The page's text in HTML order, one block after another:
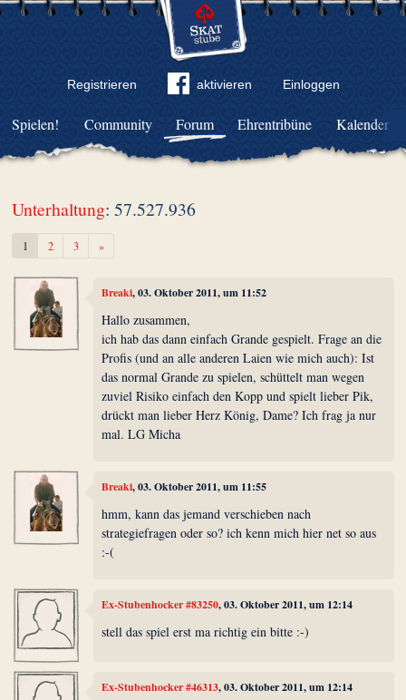
Registrieren aktivieren Einloggen
Community Forum Ehrentribüne Kalender
Spielen!
Unterhaltung: 57.527.936
1 2 3 »Weiter
Breaki, 03. Oktober 2011, um 11:52
Hallo zusammen,
ich hab das dann einfach Grande gespielt. Frage an die
Profis (und an alle anderen Laien wie mich auch): Ist
das normal Grande zu spielen, schüttelt man wegen
zuviel Risiko einfach den Kopp und spielt lieber Pik,
drückt man lieber Herz König, Dame? Ich frag ja nur
mal. LG Micha
Breaki, 03. Oktober 2011, um 11:55
hmm, kann das jemand verschieben nach
strategiefragen oder so? ich kenn mich hier net so aus
:-(
Ex-Stubenhocker #83250, 03. Oktober 2011, um 12:14
stell das spiel erst ma richtig ein bitte :-)
Ex-Stubenhocker #46313, 03. Oktober 2011, um 12:14